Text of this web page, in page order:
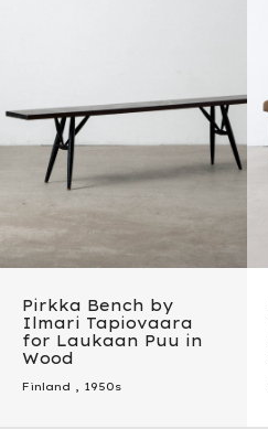
Pirkka Bench by
Ilmari Tapiovaara
for Laukaan Puu in
Wood
Finland , 1950s